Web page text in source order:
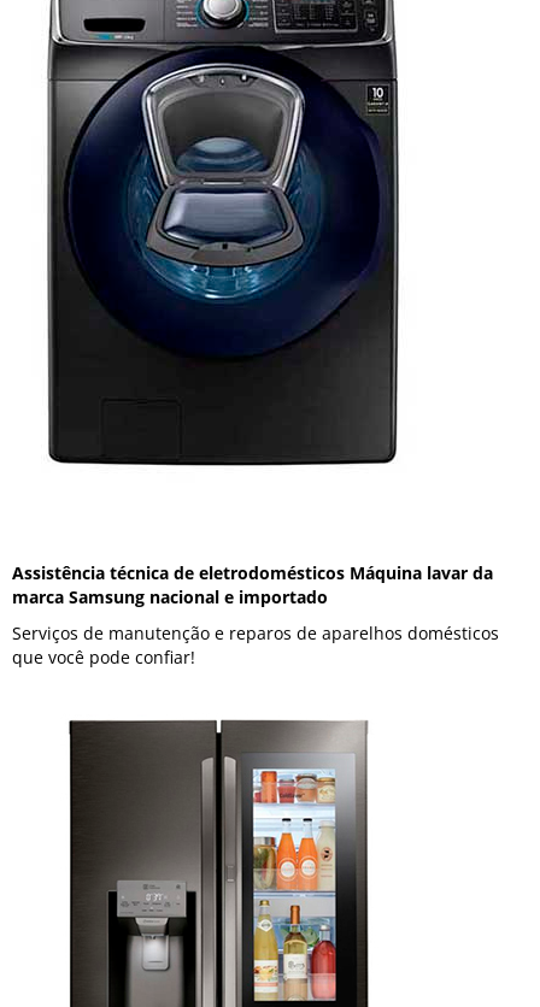
Assistência técnica de eletrodomésticos Máquina lavar da
marca Samsung nacional e importado
Serviços de manutenção e reparos de aparelhos domésticos
que você pode confiar!